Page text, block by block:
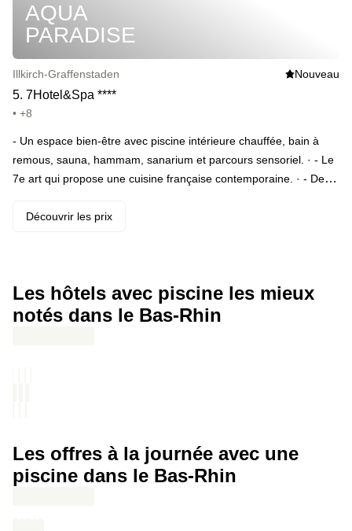
AQUA
PARADISE
Illkirch-Graffenstaden Nouveau
5. 7Hotel&Spa ****
• +8
- Un espace bien-être avec piscine intérieure chauffée, bain à
remous, sauna, hammam, sanarium et parcours sensoriel. · - Le
7e art qui propose une cuisine française contemporaine. · - Des
Découvrir les prix
Les hôtels avec piscine les mieux
notés dans le Bas-Rhin
Les offres à la journée avec une
piscine dans le Bas-Rhin